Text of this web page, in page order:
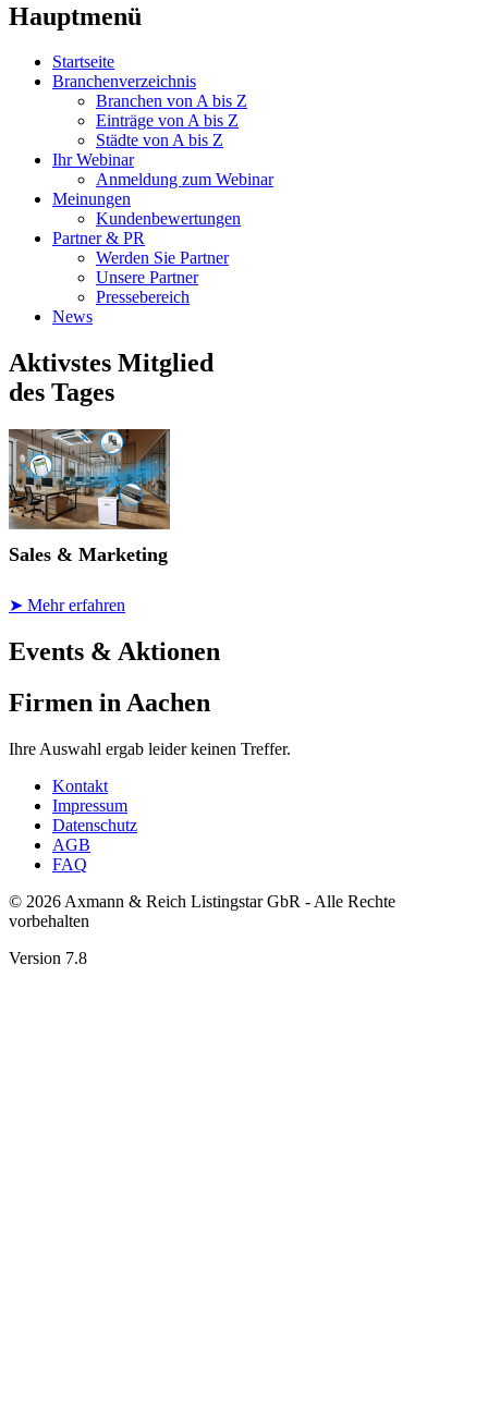
Hauptmenü
Startseite
Branchenverzeichnis
Branchen von A bis Z
Einträge von A bis Z
Städte von A bis Z
Ihr Webinar
Anmeldung zum Webinar
Meinungen
Kundenbewertungen
Partner & PR
Werden Sie Partner
Unsere Partner
Pressebereich
News
Aktivstes Mitglied
des Tages
Sales & Marketing
➤ Mehr erfahren
Events & Aktionen
Firmen in Aachen
Ihre Auswahl ergab leider keinen Treffer.
Kontakt
Impressum
Datenschutz
AGB
FAQ
© 2026 Axmann & Reich Listingstar GbR - Alle Rechte
vorbehalten
Version 7.8